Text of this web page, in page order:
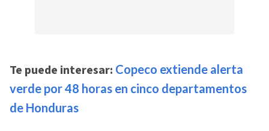
Te puede interesar: Copeco extiende alerta
verde por 48 horas en cinco departamentos
de Honduras